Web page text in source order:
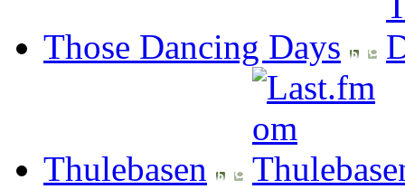
Those Dancing Days
Thulebasen